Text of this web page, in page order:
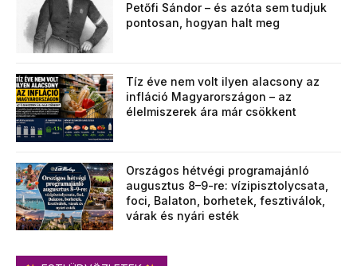
Petőfi Sándor – és azóta sem tudjuk
pontosan, hogyan halt meg
Tíz éve nem volt ilyen alacsony az
infláció Magyarországon – az
élelmiszerek ára már csökkent
Országos hétvégi programajánló
augusztus 8–9-re: vízipisztolycsata,
foci, Balaton, borhetek, fesztiválok,
várak és nyári esték